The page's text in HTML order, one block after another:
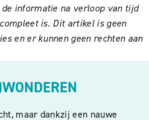
informatie na verloop van tijd
is. Dit artikel is geen
en er kunnen geen rechten aan
maar dankzij een nauwe